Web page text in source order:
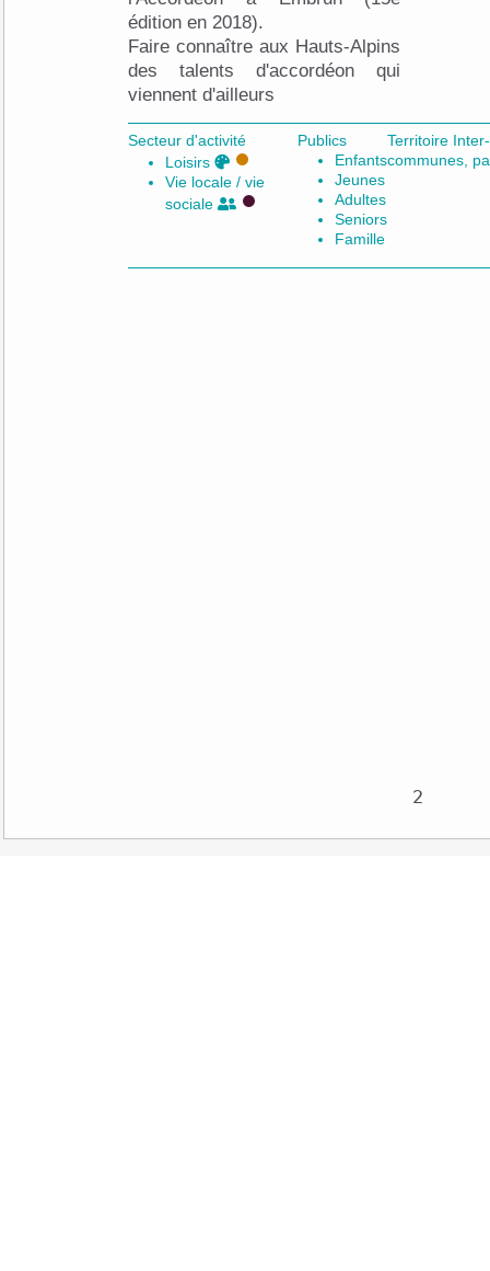
édition en 2018).
Faire connaître aux Hauts-Alpins
des talents d'accordéon qui
viennent d'ailleurs
Secteur d'activité
Loisirs
Vie locale / vie
sociale
Publics
Enfants
Jeunes
Adultes
Seniors
Famille
Territoire
communes,